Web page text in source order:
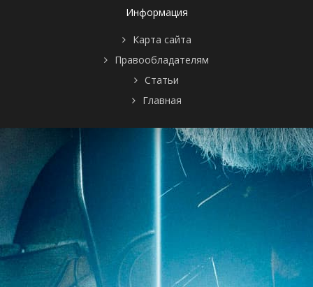
Информация
Карта сайта
Правообладателям
Статьи
Главная